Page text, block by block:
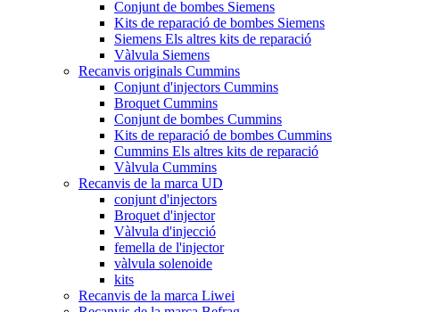
Conjunt de bombes Siemens
Kits de reparació de bombes Siemens
Siemens Els altres kits de reparació
Vàlvula Siemens
Recanvis originals Cummins
Conjunt d'injectors Cummins
Broquet Cummins
Conjunt de bombes Cummins
Kits de reparació de bombes Cummins
Cummins Els altres kits de reparació
Vàlvula Cummins
Recanvis de la marca UD
conjunt d'injectors
Broquet d'injector
Vàlvula d'injecció
femella de l'injector
vàlvula solenoide
kits
Recanvis de la marca Liwei